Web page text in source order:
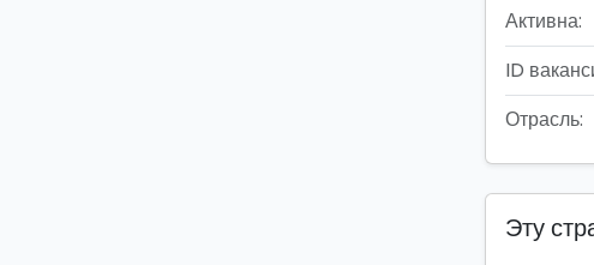
Активна:
ID
Отрасль:
Эту